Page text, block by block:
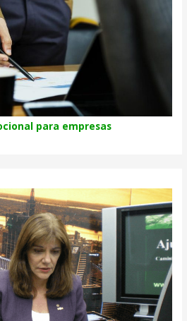
para empresas